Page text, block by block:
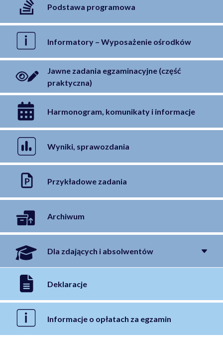
Podstawa programowa
Informatory – Wyposażenie ośrodków
Jawne zadania egzaminacyjne (część
praktyczna)
Harmonogram, komunikaty i informacje
Wyniki, sprawozdania
Przykładowe zadania
Archiwum
Dla zdających i absolwentów
Deklaracje
Informacje o opłatach za egzamin